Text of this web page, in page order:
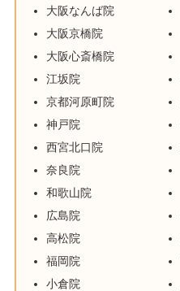
大阪なんば院
大阪京橋院
大阪心斎橋院
江坂院
京都河原町院
神戸院
西宮北口院
奈良院
和歌山院
広島院
高松院
福岡院
小倉院